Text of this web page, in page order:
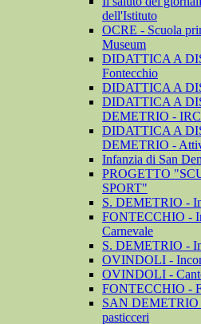
dell'Istituto
OCRE - Scuola
Museum
DIDATTICA A
Fontecchio
DIDATTICA A
DIDATTICA A
DEMETRIO - IRC
DIDATTICA A
DEMETRIO -
Infanzia di San
PROGETTO
SPORT"
S. DEMETRIO -
FONTECCHIO -
Carnevale
S. DEMETRIO -
OVINDOLI -
OVINDOLI -
FONTECCHIO -
SAN DEMETRIO
pasticceri